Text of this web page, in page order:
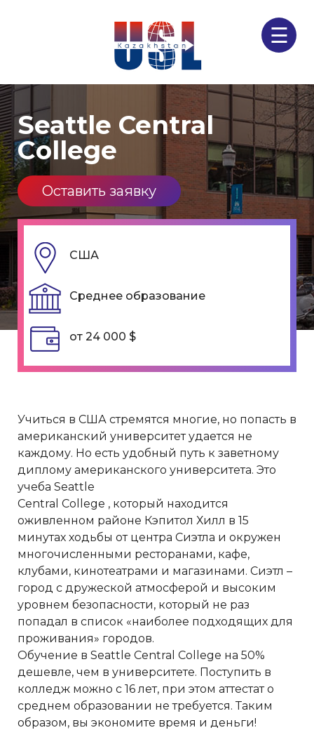
☰
Seattle Central
Сollege
Оставить заявку
США
Среднее образование
от 24 000 $
Учиться в США стремятся многие, но попасть в
американский университет удается не
каждому. Но есть удобный путь к заветному
диплому американского университета. Это
учеба Seattle
Central College , который находится
оживленном районе Кэпитол Хилл в 15
минутах ходьбы от центра Сиэтла и окружен
многочисленными ресторанами, кафе,
клубами, кинотеатрами и магазинами. Сиэтл –
город с дружеской атмосферой и высоким
уровнем безопасности, который не раз
попадал в список «наиболее подходящих для
проживания» городов.
Обучение в Seattle Central College на 50%
дешевле, чем в университете. Поступить в
колледж можно с 16 лет, при этом аттестат о
среднем образовании не требуется. Таким
образом, вы экономите время и деньги!